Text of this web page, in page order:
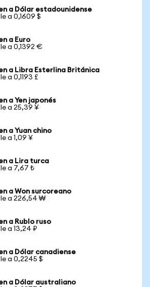
a Dólar estadounidense
a 0,1609 $
a Euro
a 0,1392 €
a Libra Esterlina Británica
a 0,1193 £
a Yen japonés
a 25,39 ¥
a Yuan chino
a 1,09 ¥
a Lira turca
a 7,67 ₺
a Won surcoreano
a 226,54 ₩
a Rublo ruso
a 13,24 ₽
a Dólar canadiense
a 0,2245 $
a Dólar australiano